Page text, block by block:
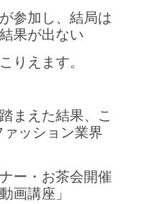
参加し、結局は
果が出ない
りえます。
まえた結果、こ
ッション業界
ー・お茶会開催
画講座」